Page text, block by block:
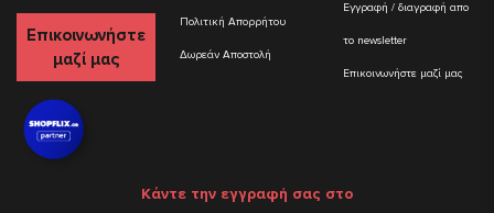
Επικοινωνήστε
μαζί μας
Πολιτική Απορρήτου
Δωρεάν Αποστολή
Εγγραφή / διαγραφή απο
το newsletter
Επικοινωνήστε μαζί μας
Κάντε την εγγραφή σας στο